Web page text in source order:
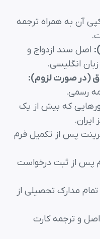
آن به همراه ترجمه
: اصل سند ازدواج و
انگلیسی.
(در صورت لزوم):
رسمی.
که بیش از یک
پس از تکمیل فرم
پس از ثبت درخواست
مدارک تحصیلی از
اصل و ترجمه کارت